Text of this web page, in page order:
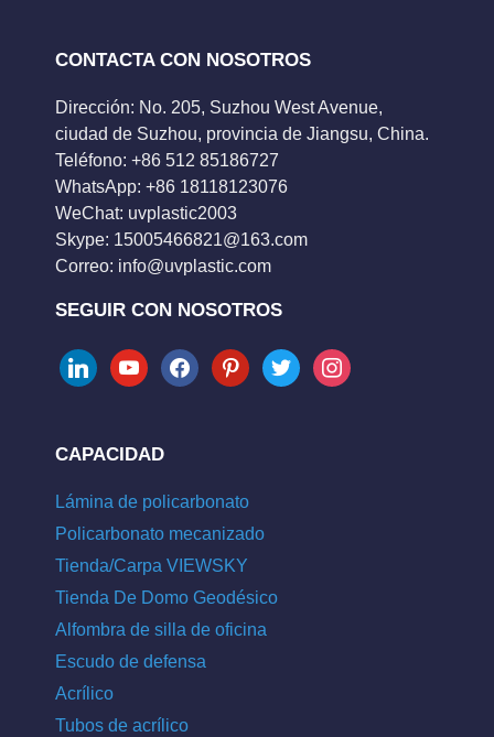
CONTACTA CON NOSOTROS
Dirección: No. 205, Suzhou West Avenue,
ciudad de Suzhou, provincia de Jiangsu, China.
Teléfono: +86 512 85186727
WhatsApp: +86 18118123076
WeChat: uvplastic2003
Skype: 15005466821@163.com
Correo: info@uvplastic.com
SEGUIR CON NOSOTROS
linkedinyoutubefacebookpinteresttwitter instagram
CAPACIDAD
Lámina de policarbonato
Policarbonato mecanizado
Tienda/Carpa VIEWSKY
Tienda De Domo Geodésico
Alfombra de silla de oficina
Escudo de defensa
Acrílico
Tubos de acrílico